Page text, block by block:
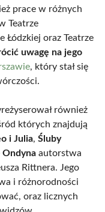
prace w różnych
Teatrze
Łódzkiej oraz Teatrze
uwagę na jego
, który stał się
również
których znajdują
i Julia, Śluby
Ondyna autorstwa
Rittnera. Jego
i różnorodności
oraz licznych